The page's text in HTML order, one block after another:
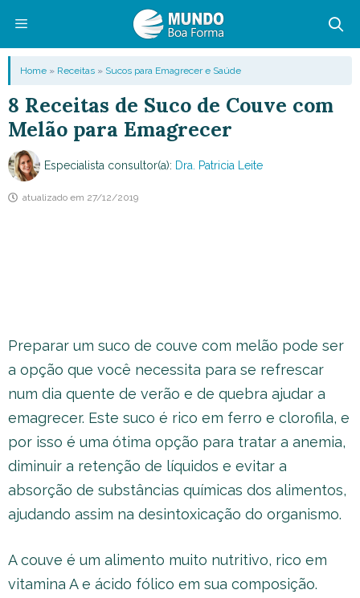
conteúdo
Menu
Home » Receitas » Sucos para Emagrecer e Saúde
8 Receitas de Suco de Couve com
Melão para Emagrecer
Especialista consultor(a): Dra. Patricia Leite
atualizado em 27/12/2019
Preparar um suco de couve com melão pode ser
a opção que você necessita para se refrescar
num dia quente de verão e de quebra ajudar a
emagrecer. Este suco é rico em ferro e clorofila, e
por isso é uma ótima opção para tratar a anemia,
diminuir a retenção de líquidos e evitar a
absorção de substâncias químicas dos alimentos,
ajudando assim na desintoxicação do organismo.
A couve é um alimento muito nutritivo, rico em
vitamina A e ácido fólico em sua composição.